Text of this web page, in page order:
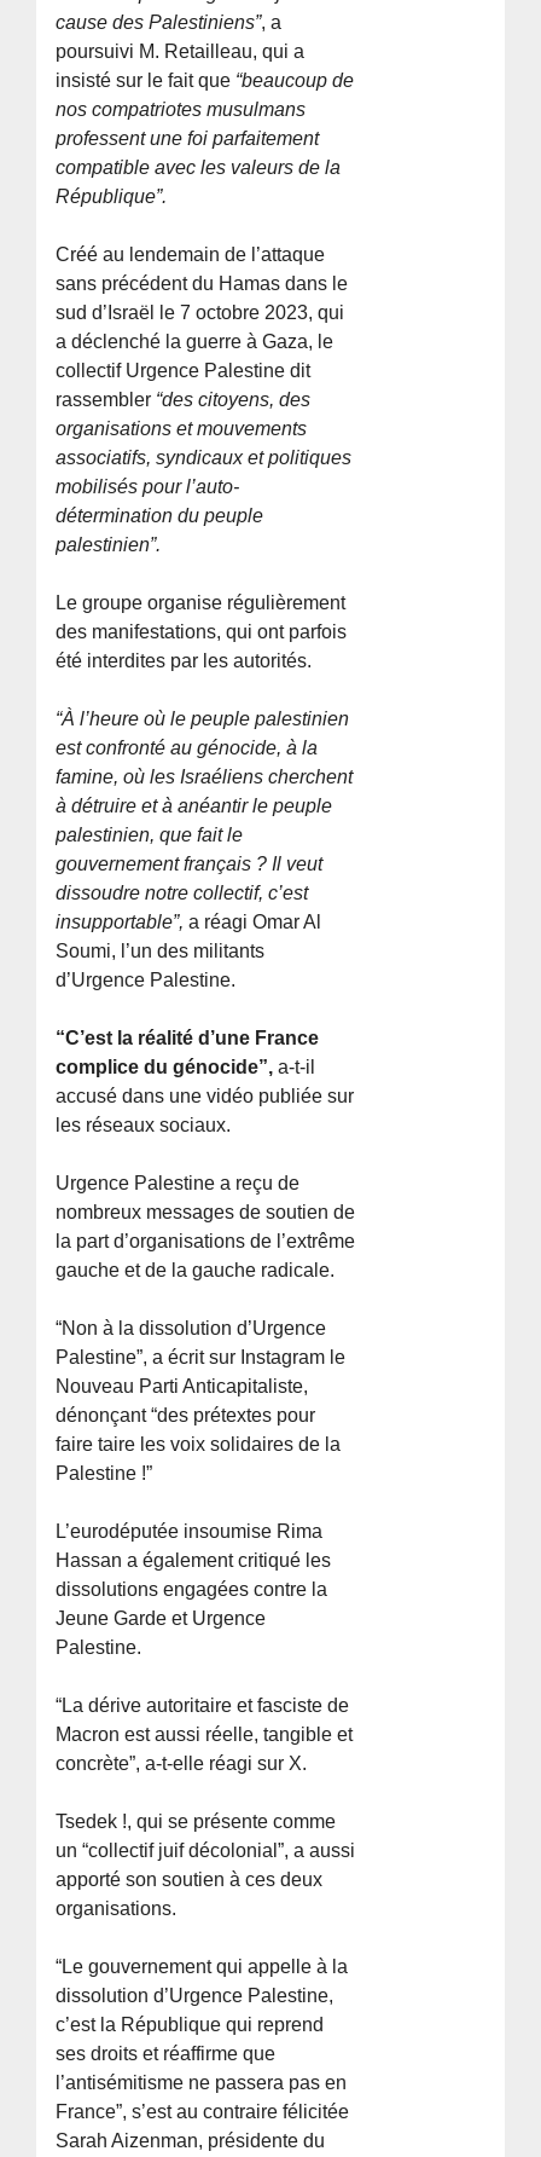
cause des Palestiniens”, a
poursuivi M. Retailleau, qui a
insisté sur le fait que “beaucoup de
nos compatriotes musulmans
professent une foi parfaitement
compatible avec les valeurs de la
République”.
Créé au lendemain de l’attaque
sans précédent du Hamas dans le
sud d’Israël le 7 octobre 2023, qui
a déclenché la guerre à Gaza, le
collectif Urgence Palestine dit
rassembler “des citoyens, des
organisations et mouvements
associatifs, syndicaux et politiques
mobilisés pour l’auto-
détermination du peuple
palestinien”.
Le groupe organise régulièrement
des manifestations, qui ont parfois
été interdites par les autorités.
“À l’heure où le peuple palestinien
est confronté au génocide, à la
famine, où les Israéliens cherchent
à détruire et à anéantir le peuple
palestinien, que fait le
gouvernement français ? Il veut
dissoudre notre collectif, c’est
insupportable”, a réagi Omar Al
Soumi, l’un des militants
d’Urgence Palestine.
“C’est la réalité d’une France
complice du génocide”, a-t-il
accusé dans une vidéo publiée sur
les réseaux sociaux.
Urgence Palestine a reçu de
nombreux messages de soutien de
la part d’organisations de l’extrême
gauche et de la gauche radicale.
“Non à la dissolution d’Urgence
Palestine”, a écrit sur Instagram le
Nouveau Parti Anticapitaliste,
dénonçant “des prétextes pour
faire taire les voix solidaires de la
Palestine !”
L’eurodéputée insoumise Rima
Hassan a également critiqué les
dissolutions engagées contre la
Jeune Garde et Urgence
Palestine.
“La dérive autoritaire et fasciste de
Macron est aussi réelle, tangible et
concrète”, a-t-elle réagi sur X.
Tsedek !, qui se présente comme
un “collectif juif décolonial”, a aussi
apporté son soutien à ces deux
organisations.
“Le gouvernement qui appelle à la
dissolution d’Urgence Palestine,
c’est la République qui reprend
ses droits et réaffirme que
l’antisémitisme ne passera pas en
France”, s’est au contraire félicitée
Sarah Aizenman, présidente du